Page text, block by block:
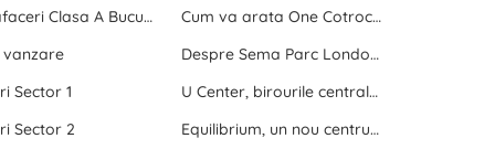
Centre de afaceri Clasa A Bucuresti
vanzare
Sector 1
Sector 2
Cum va arata One Cotroceni Park
Despre Sema Parc London si Sema Parc Oslo
U Center, birourile centrale dintre doua parcuri
Equilibrium, un nou centru de birouri langa Promenada Mall